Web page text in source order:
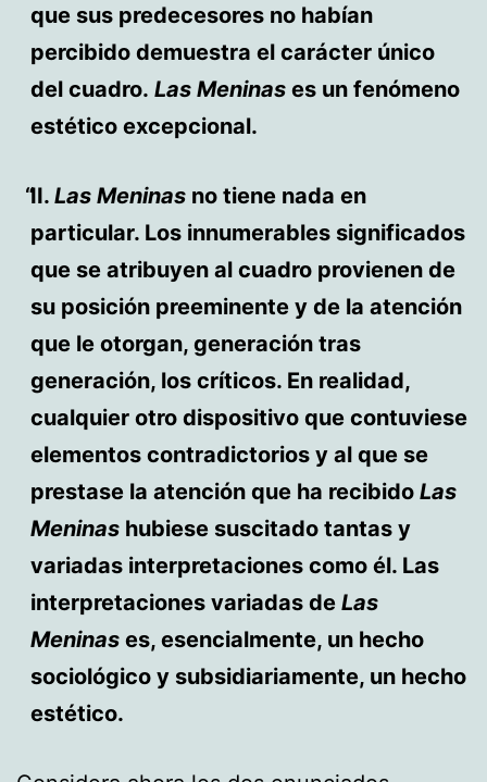
que sus predecesores no habían
percibido demuestra el carácter único
del cuadro. Las Meninases un fenómeno
estético excepcional.
II. Las Meninasno tiene nada en
particular. Los innumerables significados
que se atribuyen al cuadro provienen de
su posición preeminente y de la atención
que le otorgan, generación tras
generación, los críticos. En realidad,
cualquier otro dispositivo que contuviese
elementos contradictorios y al que se
prestase la atención que ha recibido Las
Meninashubiese suscitado tantas y
variadas interpretaciones como él. Las
interpretaciones variadas de Las
Meninases, esencialmente, un hecho
sociológico y subsidiariamente, un hecho
estético.